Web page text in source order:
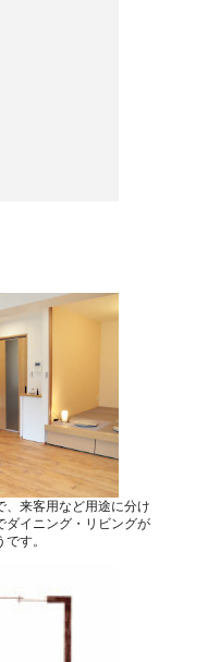
、来客用など用途に分け
ダイニング・リビングが
す。